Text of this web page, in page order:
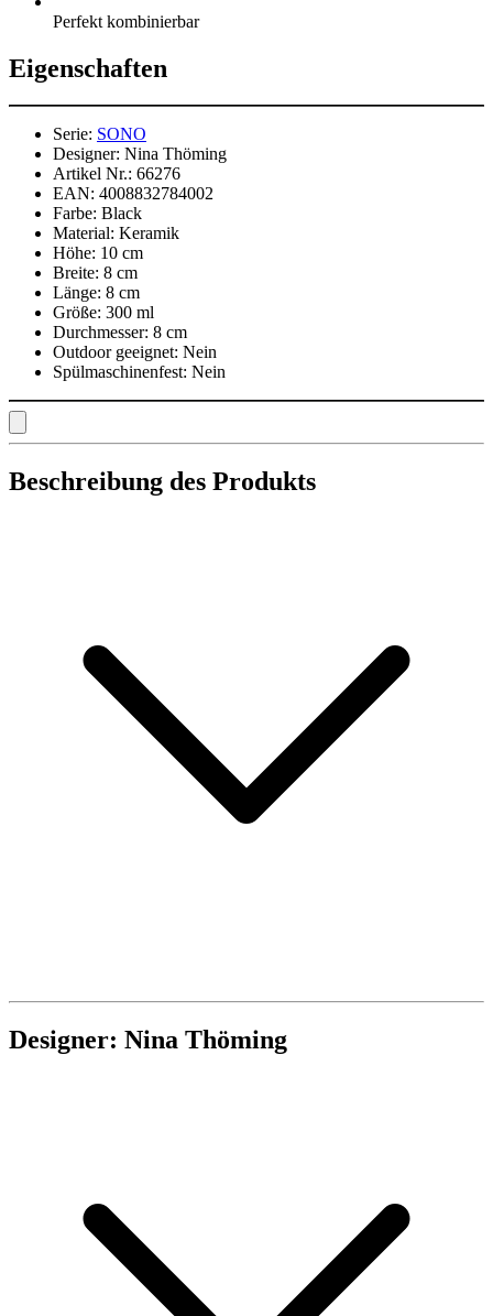
Perfekt kombinierbar
Eigenschaften
Serie: SONO
Designer: Nina Thöming
Artikel Nr.: 66276
EAN: 4008832784002
Farbe: Black
Material: Keramik
Höhe: 10 cm
Breite: 8 cm
Länge: 8 cm
Größe: 300 ml
Durchmesser: 8 cm
Outdoor geeignet: Nein
Spülmaschinenfest: Nein
Beschreibung des Produkts
Designer: Nina Thöming